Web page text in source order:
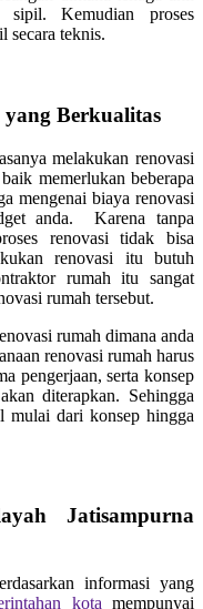
Kemudian proses
secara teknis.
yang Berkualitas
melakukan renovasi
memerlukan beberapa
mengenai biaya renovasi
anda. Karena tanpa
renovasi tidak bisa
renovasi itu butuh
rumah itu sangat
rumah tersebut.
rumah dimana anda
renovasi rumah harus
pengerjaan, serta konsep
diterapkan. Sehingga
mulai dari konsep hingga
Jatisampurna
informasi yang
kotamempunyai